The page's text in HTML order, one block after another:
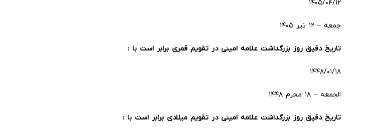
۱۴۰۵/۰۴/۱۲
جمعه – ۱۲ تیر ۱۴۰۵
تاریخ دقیق روز بزرگداشت علامه امینی در تقویم قمری برابر است با :
۱۴۴۸/۰۱/۱۸
الجمعه – ۱۸ محرم ۱۴۴۸
تاریخ دقیق روز بزرگداشت علامه امینی در تقویم میلادی برابر است با :